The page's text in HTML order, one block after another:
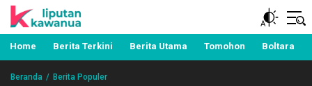
Liputan Kawanua
Berita Manado, Sulawesi Utara, Kawanua, Politik,
Pemerintahan, Hukum Kriminal dan Nasional
Home Berita Terkini Berita Utama Tomohon Boltara
Beranda Berita Populer